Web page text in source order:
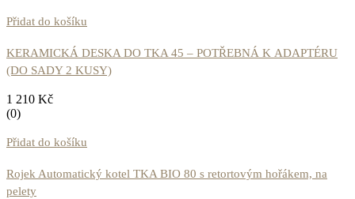
Přidat do košíku
KERAMICKÁ DESKA DO TKA 45 – POTŘEBNÁ K ADAPTÉRU
(DO SADY 2 KUSY)
1 210 Kč
(0)
Přidat do košíku
Rojek Automatický kotel TKA BIO 80 s retortovým hořákem, na
pelety